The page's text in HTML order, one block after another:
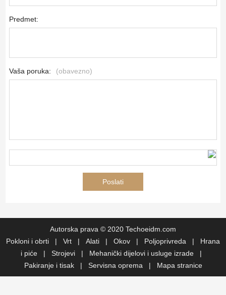
Predmet:
Vaša poruka: (obavezno)
Autorska prava © 2020 Techoeidm.com
Pokloni i obrti
| Vrt | Alati | Okov | Poljoprivreda | Hrana
i piće
| Strojevi | Mehanički dijelovi i usluge izrade
|
Pakiranje i tisak
| Servisna oprema | Mapa stranice